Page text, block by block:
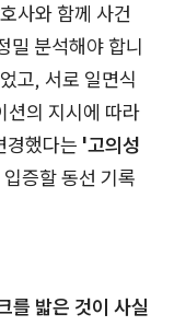
사와 함께 사건
밀 분석해야 합니
고, 서로 일면식
션의 지시에 따라
경했다는 '고의성
증할 동선 기록
를 밟은 것이 사실